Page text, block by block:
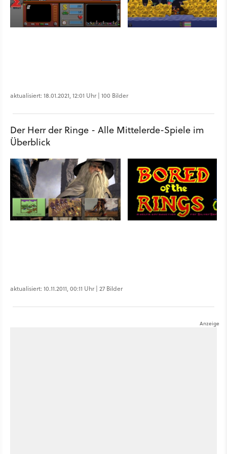
aktualisiert: 18.01.2021, 12:01 Uhr | 100 Bilder
Der Herr der Ringe - Alle Mittelerde-Spiele im
Überblick
aktualisiert: 10.11.2011, 00:11 Uhr | 27 Bilder